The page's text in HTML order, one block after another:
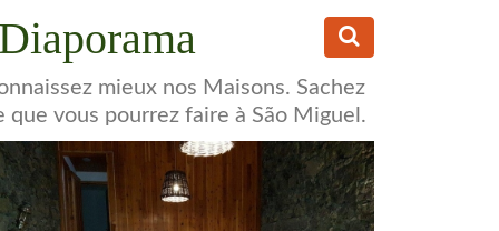
mieux nos Maisons. Sachez
que vous pourrez faire à São Miguel.